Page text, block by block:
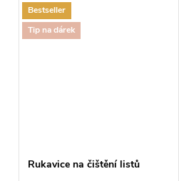
Bestseller
Tip na dárek
Rukavice na čištění listů